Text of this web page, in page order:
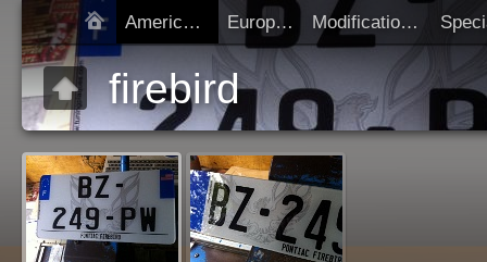
Americaines Europeen Modification SIV
firebird
Démarrer